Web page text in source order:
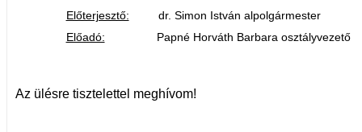
Előterjesztő: dr. Simon István alpolgármester
Előadó: Papné Horváth Barbara osztályvezető
Az ülésre tisztelettel meghívom!